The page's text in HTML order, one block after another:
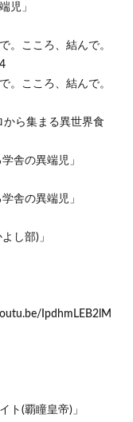
端児」
。こころ、結んで。
。こころ、結んで。
から集まる異世界食
舎の異端児」
舎の異端児」
し部)」
IpdhmLEB2lM
ト(覇瞳皇帝)」